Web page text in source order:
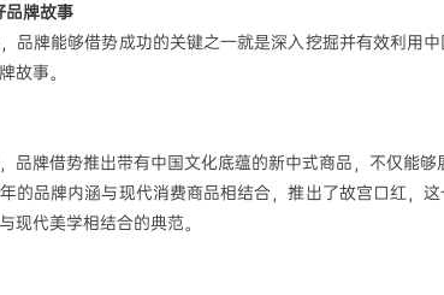
品牌故事
品牌能够借势成功的关键之一就是深入挖掘并有效利用
故事。
品牌借势推出带有中国文化底蕴的新中式商品，不仅能
的品牌内涵与现代消费商品相结合，推出了故宫口红，
现代美学相结合的典范。